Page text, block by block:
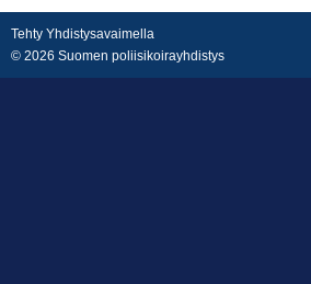
Tehty Yhdistysavaimella
© 2026 Suomen poliisikoirayhdistys